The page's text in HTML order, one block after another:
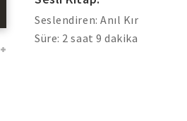
Seslendiren: Anıl Kır
Süre: 2 saat 9 dakika